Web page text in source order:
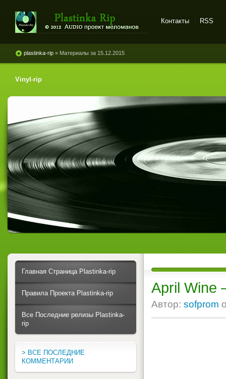
винила и магнитоальбомов
Контакты RSS
plastinka-rip » Материалы за 15.12.2015
Vinyl-rip
April Wine
Автор: sofprom
Главная Страница Plastinka-rip
Правила Проекта Plastinka-rip
Все Последние релизы Plastinka-
rip
> ВСЕ ПОСЛЕДНИЕ
КОММЕНТАРИИ